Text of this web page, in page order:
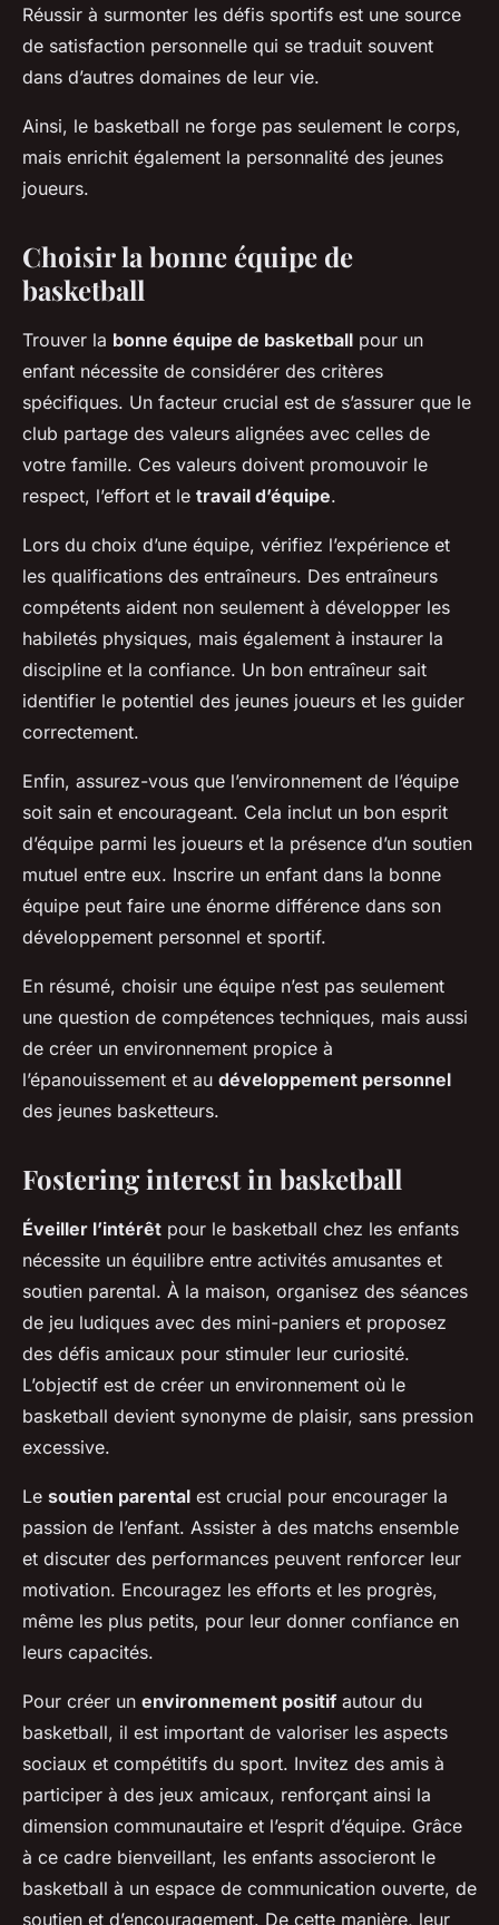
Réussir à surmonter les défis sportifs est une source
de satisfaction personnelle qui se traduit souvent
dans d’autres domaines de leur vie.
Ainsi, le basketball ne forge pas seulement le corps,
mais enrichit également la personnalité des jeunes
joueurs.
Choisir la bonne équipe de
basketball
Trouver la bonne équipe de basketball pour un
enfant nécessite de considérer des critères
spécifiques. Un facteur crucial est de s’assurer que le
club partage des valeurs alignées avec celles de
votre famille. Ces valeurs doivent promouvoir le
respect, l’effort et le travail d’équipe.
Lors du choix d’une équipe, vérifiez l’expérience et
les qualifications des entraîneurs. Des entraîneurs
compétents aident non seulement à développer les
habiletés physiques, mais également à instaurer la
discipline et la confiance. Un bon entraîneur sait
identifier le potentiel des jeunes joueurs et les guider
correctement.
Enfin, assurez-vous que l’environnement de l’équipe
soit sain et encourageant. Cela inclut un bon esprit
d’équipe parmi les joueurs et la présence d’un soutien
mutuel entre eux. Inscrire un enfant dans la bonne
équipe peut faire une énorme différence dans son
développement personnel et sportif.
En résumé, choisir une équipe n’est pas seulement
une question de compétences techniques, mais aussi
de créer un environnement propice à
l’épanouissement et au développement personnel
des jeunes basketteurs.
Fostering interest in basketball
Éveiller l’intérêt pour le basketball chez les enfants
nécessite un équilibre entre activités amusantes et
soutien parental. À la maison, organisez des séances
de jeu ludiques avec des mini-paniers et proposez
des défis amicaux pour stimuler leur curiosité.
L’objectif est de créer un environnement où le
basketball devient synonyme de plaisir, sans pression
excessive.
Le soutien parental est crucial pour encourager la
passion de l’enfant. Assister à des matchs ensemble
et discuter des performances peuvent renforcer leur
motivation. Encouragez les efforts et les progrès,
même les plus petits, pour leur donner confiance en
leurs capacités.
Pour créer un environnement positif autour du
basketball, il est important de valoriser les aspects
sociaux et compétitifs du sport. Invitez des amis à
participer à des jeux amicaux, renforçant ainsi la
dimension communautaire et l’esprit d’équipe. Grâce
à ce cadre bienveillant, les enfants associeront le
basketball à un espace de communication ouverte, de
soutien et d’encouragement. De cette manière, leur